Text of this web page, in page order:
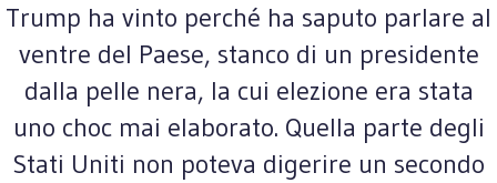
Trump ha vinto perché ha saputo parlare al
ventre del Paese, stanco di un presidente
dalla pelle nera, la cui elezione era stata
uno choc mai elaborato. Quella parte degli
Stati Uniti non poteva digerire un secondo